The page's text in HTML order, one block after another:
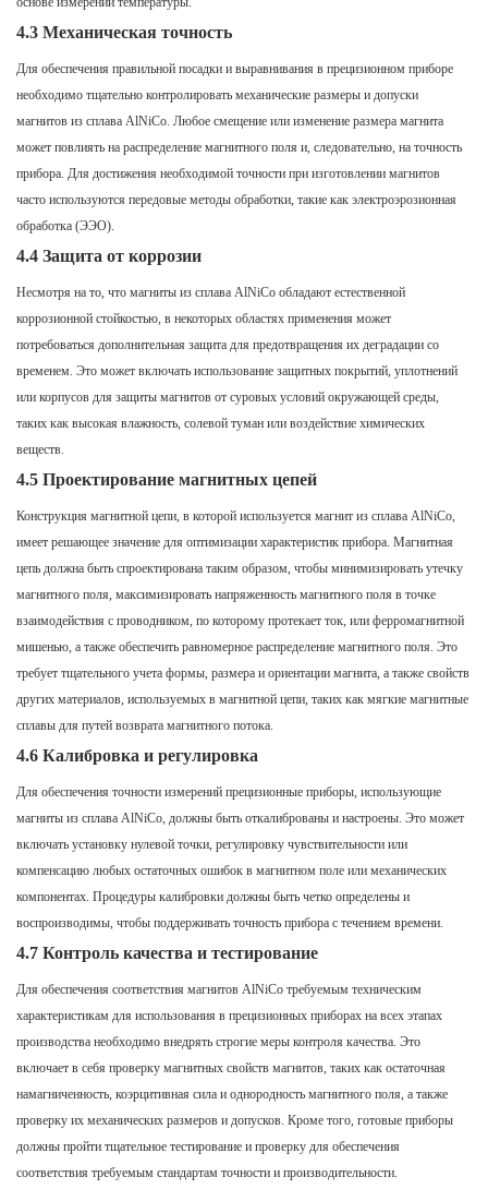
4.3 Механическая точность
Для обеспечения правильной посадки и выравнивания в прецизионном приборе
необходимо тщательно контролировать механические размеры и допуски
магнитов из сплава AlNiCo. Любое смещение или изменение размера магнита
может повлиять на распределение магнитного поля и, следовательно, на точность
прибора. Для достижения необходимой точности при изготовлении магнитов
часто используются передовые методы обработки, такие как электроэрозионная
обработка (ЭЭО).
4.4 Защита от коррозии
Несмотря на то, что магниты из сплава AlNiCo обладают естественной
коррозионной стойкостью, в некоторых областях применения может
потребоваться дополнительная защита для предотвращения их деградации со
временем. Это может включать использование защитных покрытий, уплотнений
или корпусов для защиты магнитов от суровых условий окружающей среды,
таких как высокая влажность, солевой туман или воздействие химических
веществ.
4.5 Проектирование магнитных цепей
Конструкция магнитной цепи, в которой используется магнит из сплава AlNiCo,
имеет решающее значение для оптимизации характеристик прибора. Магнитная
цепь должна быть спроектирована таким образом, чтобы минимизировать утечку
магнитного поля, максимизировать напряженность магнитного поля в точке
взаимодействия с проводником, по которому протекает ток, или ферромагнитной
мишенью, а также обеспечить равномерное распределение магнитного поля. Это
требует тщательного учета формы, размера и ориентации магнита, а также свойств
других материалов, используемых в магнитной цепи, таких как мягкие магнитные
сплавы для путей возврата магнитного потока.
4.6 Калибровка и регулировка
Для обеспечения точности измерений прецизионные приборы, использующие
магниты из сплава AlNiCo, должны быть откалиброваны и настроены. Это может
включать установку нулевой точки, регулировку чувствительности или
компенсацию любых остаточных ошибок в магнитном поле или механических
компонентах. Процедуры калибровки должны быть четко определены и
воспроизводимы, чтобы поддерживать точность прибора с течением времени.
4.7 Контроль качества и тестирование
Для обеспечения соответствия магнитов AlNiCo требуемым техническим
характеристикам для использования в прецизионных приборах на всех этапах
производства необходимо внедрять строгие меры контроля качества. Это
включает в себя проверку магнитных свойств магнитов, таких как остаточная
намагниченность, коэрцитивная сила и однородность магнитного поля, а также
проверку их механических размеров и допусков. Кроме того, готовые приборы
должны пройти тщательное тестирование и проверку для обеспечения
соответствия требуемым стандартам точности и производительности.